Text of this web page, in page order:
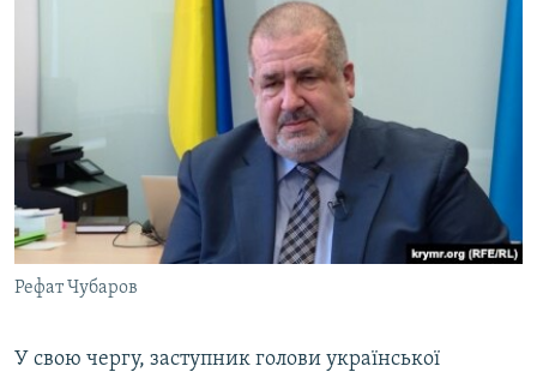
Рефат Чубаров
У свою чергу, заступник голови української